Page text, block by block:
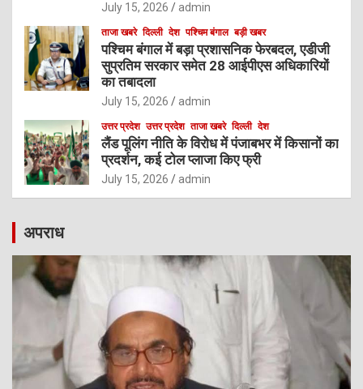
July 15, 2026 admin
ताजा खबरे दिल्ली देश पश्चिम बंगाल बड़ी खबर
पश्चिम बंगाल में बड़ा प्रशासनिक फेरबदल, एडीजी
सुप्रतिम सरकार समेत 28 आईपीएस अधिकारियों
का तबादला
July 15, 2026 admin
उत्तर प्रदेश उत्तर प्रदेश ताजा खबरे दिल्ली देश
लैंड पूलिंग नीति के विरोध में पंजाबभर में किसानों का
प्रदर्शन, कई टोल प्लाजा किए फ्री
July 15, 2026 admin
अपराध